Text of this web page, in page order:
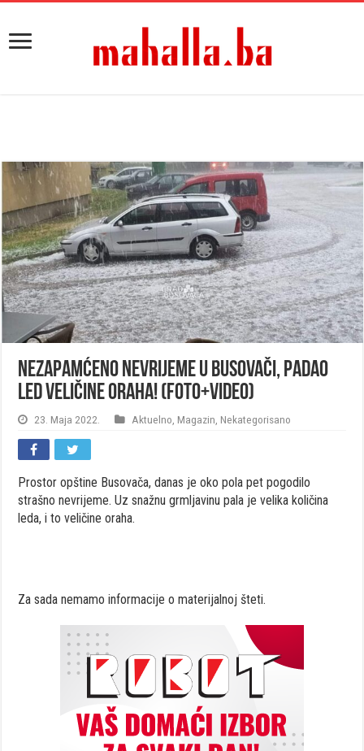
Nezapamćeno nevrijeme u Busovači, padao
led veličine oraha! (FOTO+VIDEO)
23. Maja 2022. Aktuelno Magazin Nekategorisano
Prostor opštine Busovača, danas je oko pola pet pogodilo
strašno nevrijeme. Uz snažnu grmljavinu pala je velika količina
leda, i to veličine oraha.
Za sada nemamo informacije o materijalnoj šteti.